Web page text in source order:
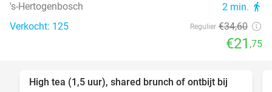
's-Hertogenbosch 2 min. directions_walk
Verkocht: 125 Regulier €34,60
€21 ,75
High tea (1,5 uur), shared brunch of ontbijt bij